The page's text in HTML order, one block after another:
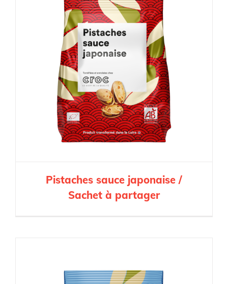
Pistaches sauce japonaise /
Sachet à partager